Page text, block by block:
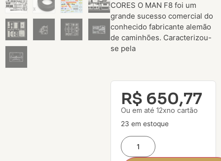
CORES O MAN F8 foi um
grande sucesso comercial do
conhecido fabricante alemão
de caminhões. Caracterizou-
se pela
R$ 650,77
Ou em até 12xno cartão
23 em estoque